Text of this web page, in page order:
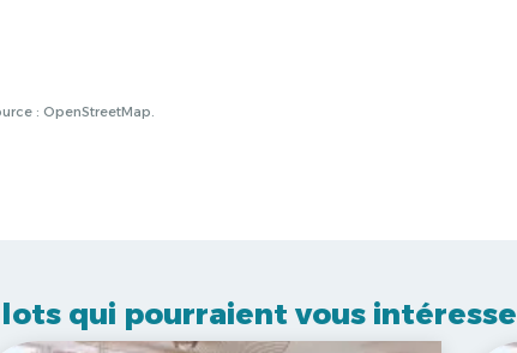
: OpenStreetMap.
qui pourraient vous